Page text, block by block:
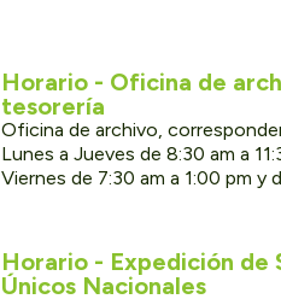
Horario - Oficina de
tesorería
Oficina de archivo,
Lunes a Jueves de 8:30 am a
Viernes de 7:30 am a 1:00 pm y
Horario - Expedición de
Únicos Nacionales